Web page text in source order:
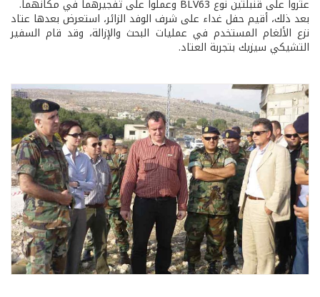
عثروا على قنبلتين نوع BLV63 وعملوا على تفجيرهما في مكانهما.
بعد ذلك، أقيم حفل غداء على شرف الوفد الزائر، استعرض بعدها عتاد
نزع الألغام المستخدم في عمليات البحث والإزالة، وقد قام السفير
التشيكي سيزيك بتجربة العتاد.